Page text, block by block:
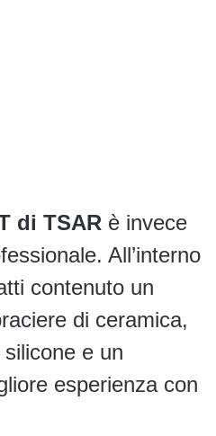
di TSAR è invece
All’interno
contenuto un
di ceramica,
e un
esperienza con